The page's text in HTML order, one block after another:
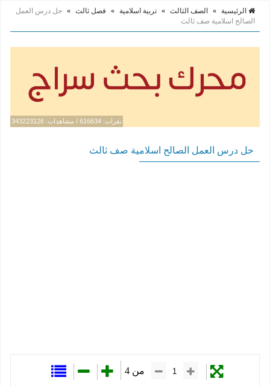
الرئيسية » الصف الثالث » تربية اسلامية » فصل ثالث » حل درس العمل
الصالح اسلامية صف ثالث
نقرات: 616634 / مشاهدات: 343223126
حل درس العمل الصالح اسلامية صف ثالث